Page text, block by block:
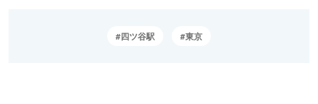
四ツ谷駅 東京